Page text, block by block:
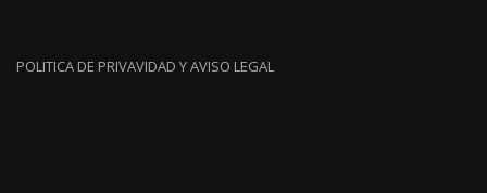
POLITICA DE PRIVAVIDAD Y AVISO LEGAL